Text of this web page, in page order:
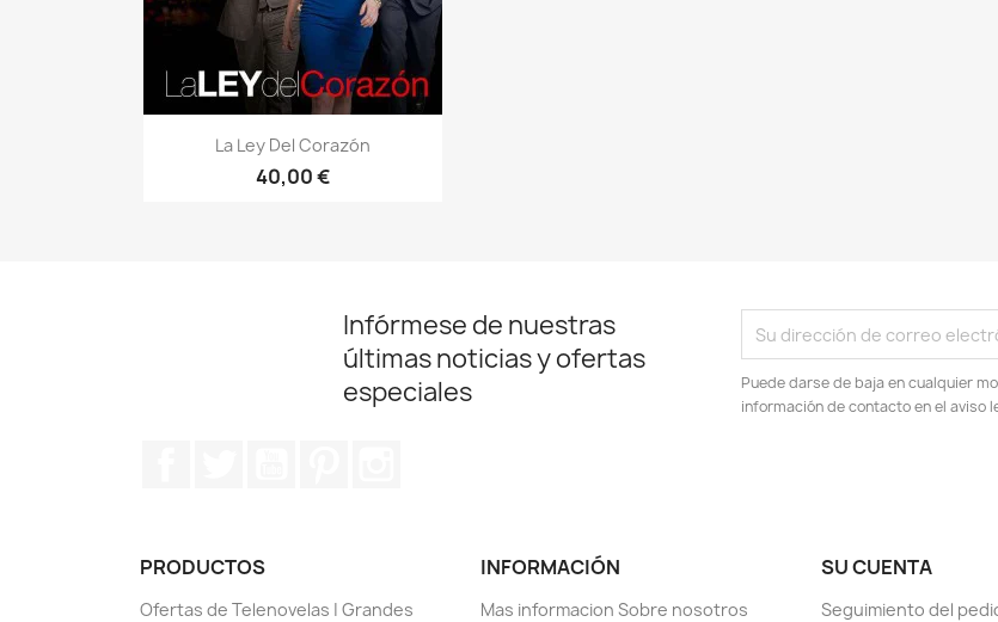
Vista rápida
La Ley Del Corazón
40,00 €
Infórmese de nuestras
últimas noticias y ofertas
especiales
Puede darse de baja en cualquier
información de contacto en el aviso
PRODUCTOS
Ofertas de Telenovelas | Grandes
INFORMACIÓN
Mas informacion Sobre nosotros
SU CUENTA
Seguimiento del